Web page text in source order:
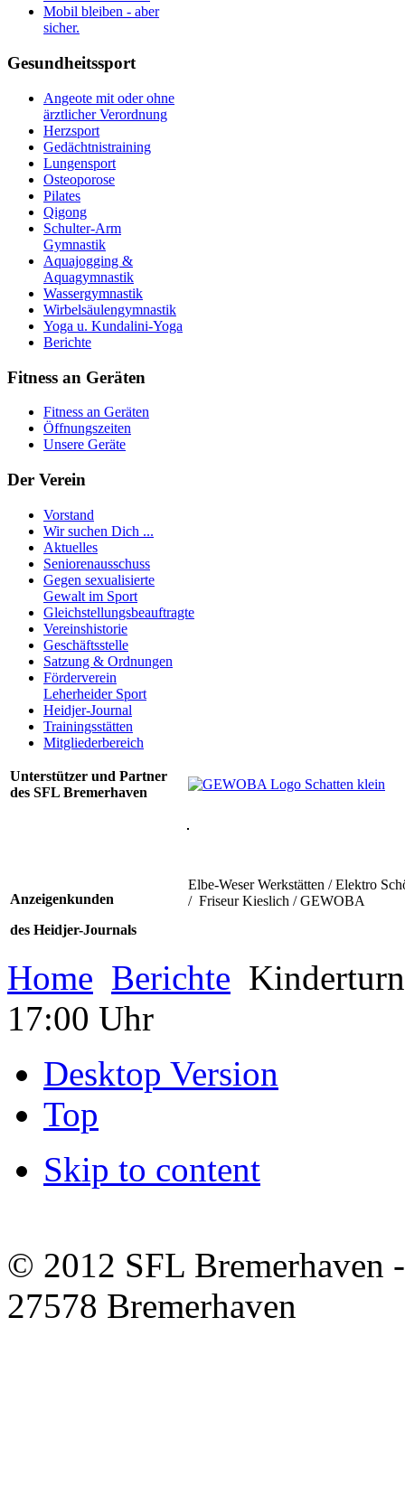
Mobil bleiben - aber
sicher.
Gesundheitssport
Angeote mit oder ohne
ärztlicher Verordnung
Herzsport
Gedächtnistraining
Lungensport
Osteoporose
Pilates
Qigong
Schulter-Arm
Gymnastik
Aquajogging &
Aquagymnastik
Wassergymnastik
Wirbelsäulengymnastik
Yoga u. Kundalini-Yoga
Berichte
Fitness an Geräten
Fitness an Geräten
Öffnungszeiten
Unsere Geräte
Der Verein
Vorstand
Wir suchen Dich ...
Aktuelles
Seniorenausschuss
Gegen sexualisierte
Gewalt im Sport
Gleichstellungsbeauftragte
Vereinshistorie
Geschäftsstelle
Satzung & Ordnungen
Förderverein
Leherheider Sport
Heidjer-Journal
Trainingsstätten
Mitgliederbereich
Unterstützer und Partner
des SFL Bremerhaven
Anzeigenkunden
des Heidjer-Journals
Elbe-Weser Werkstätten / Elektro
/ Friseur Kieslich / GEWOBA
Home Berichte
17:00 Uhr
Desktop Version
Top
Skip to content
© 2012 SFL Bremerhaven
27578 Bremerhaven